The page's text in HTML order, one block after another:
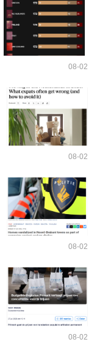
08-02
08-02
08-02
08-02